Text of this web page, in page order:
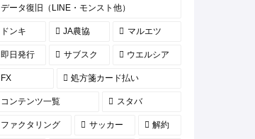
データ復旧（LINE・モンスト他）
ドンキ JA農協 マルエツ
即日発行 サブスク ウエルシア
FX 処方箋カード払い
コンテンツ一覧 スタバ
ファクタリング サッカー 解約